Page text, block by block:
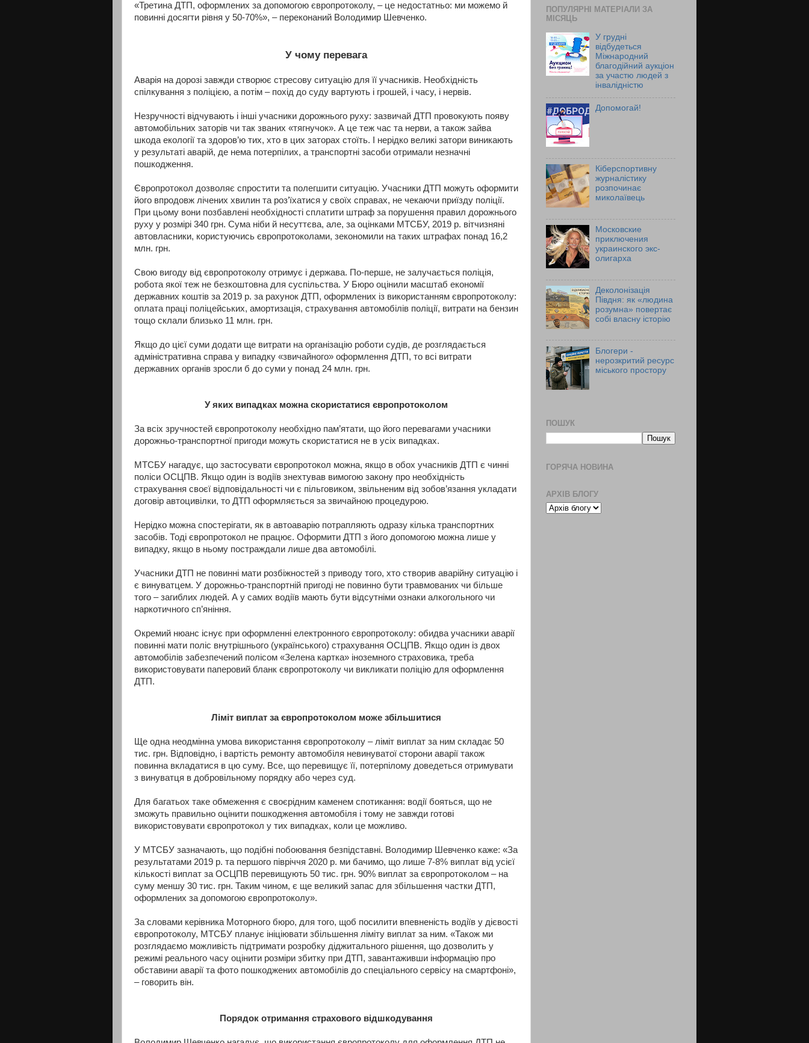
«Третина ДТП, оформлених за допомогою європротоколу, – це недостатньо: ми можемо й
повинні досягти рівня у 50-70%», – переконаний Володимир Шевченко.
У чому перевага
Аварія на дорозі завжди створює стресову ситуацію для її учасників. Необхідність
спілкування з поліцією, а потім – похід до суду вартують і грошей, і часу, і нервів.
Незручності відчувають і інші учасники дорожнього руху: зазвичай ДТП провокують появу
автомобільних заторів чи так званих «тягнучок». А це теж час та нерви, а також зайва
шкода екології та здоров’ю тих, хто в цих заторах стоїть. І нерідко великі затори виникають
у результаті аварій, де нема потерпілих, а транспортні засоби отримали незначні
пошкодження.
Європротокол дозволяє спростити та полегшити ситуацію. Учасники ДТП можуть оформити
його впродовж лічених хвилин та роз’їхатися у своїх справах, не чекаючи приїзду поліції.
При цьому вони позбавлені необхідності сплатити штраф за порушення правил дорожнього
руху у розмірі 340 грн. Сума ніби й несуттєва, але, за оцінками МТСБУ, 2019 р. вітчизняні
автовласники, користуючись європротоколами, зекономили на таких штрафах понад 16,2
млн. грн.
Свою вигоду від європротоколу отримує і держава. По-перше, не залучається поліція,
робота якої теж не безкоштовна для суспільства. У Бюро оцінили масштаб економії
державних коштів за 2019 р. за рахунок ДТП, оформлених із використанням європротоколу:
оплата праці поліцейських, амортизація, страхування автомобілів поліції, витрати на бензин
тощо склали близько 11 млн. грн.
Якщо до цієї суми додати ще витрати на організацію роботи судів, де розглядається
адміністративна справа у випадку «звичайного» оформлення ДТП, то всі витрати
державних органів зросли б до суми у понад 24 млн. грн.
У яких випадках можна скористатися європротоколом
За всіх зручностей європротоколу необхідно пам’ятати, що його перевагами учасники
дорожньо-транспортної пригоди можуть скористатися не в усіх випадках.
МТСБУ нагадує, що застосувати європротокол можна, якщо в обох учасників ДТП є чинні
поліси ОСЦПВ. Якщо один із водіїв знехтував вимогою закону про необхідність
страхування своєї відповідальності чи є пільговиком, звільненим від зобов’язання укладати
договір автоцивілки, то ДТП оформляється за звичайною процедурою.
Нерідко можна спостерігати, як в автоаварію потрапляють одразу кілька транспортних
засобів. Тоді європротокол не працює. Оформити ДТП з його допомогою можна лише у
випадку, якщо в ньому постраждали лише два автомобілі.
Учасники ДТП не повинні мати розбіжностей з приводу того, хто створив аварійну ситуацію і
є винуватцем. У дорожньо-транспортній пригоді не повинно бути травмованих чи більше
того – загиблих людей. А у самих водіїв мають бути відсутніми ознаки алкогольного чи
наркотичного сп’яніння.
Окремий нюанс існує при оформленні електронного європротоколу: обидва учасники аварії
повинні мати поліс внутрішнього (українського) страхування ОСЦПВ. Якщо один із двох
автомобілів забезпечений полісом «Зелена картка» іноземного страховика, треба
використовувати паперовий бланк європротоколу чи викликати поліцію для оформлення
ДТП.
Ліміт виплат за європротоколом може збільшитися
Ще одна неодмінна умова використання європротоколу – ліміт виплат за ним складає 50
тис. грн. Відповідно, і вартість ремонту автомобіля невинуватої сторони аварії також
повинна вкладатися в цю суму. Все, що перевищує її, потерпілому доведеться отримувати
з винуватця в добровільному порядку або через суд.
Для багатьох таке обмеження є своєрідним каменем спотикання: водії бояться, що не
зможуть правильно оцінити пошкодження автомобіля і тому не завжди готові
використовувати європротокол у тих випадках, коли це можливо.
У МТСБУ зазначають, що подібні побоювання безпідставні. Володимир Шевченко каже: «За
результатами 2019 р. та першого півріччя 2020 р. ми бачимо, що лише 7-8% виплат від усієї
кількості виплат за ОСЦПВ перевищують 50 тис. грн. 90% виплат за європротоколом – на
суму меншу 30 тис. грн. Таким чином, є ще великий запас для збільшення частки ДТП,
оформлених за допомогою європротоколу».
За словами керівника Моторного бюро, для того, щоб посилити впевненість водіїв у дієвості
європротоколу, МТСБУ планує ініціювати збільшення ліміту виплат за ним. «Також ми
розглядаємо можливість підтримати розробку діджитального рішення, що дозволить у
режимі реального часу оцінити розміри збитку при ДТП, завантаживши інформацію про
обставини аварії та фото пошкоджених автомобілів до спеціального сервісу на смартфоні»,
– говорить він.
Порядок отримання страхового відшкодування
ПОПУЛЯРНІ МАТЕРІАЛИ ЗА
МІСЯЦЬ
У грудні
відбудеться
Міжнародний
благодійний аукціон
за участю людей з
інвалідністю
Допомогай!
Кіберспортивну
журналістику
розпочинає
миколаївець
Московские
приключения
украинского экс-
олигарха
Деколонізація
Півдня: як «людина
розумна» повертає
собі власну історію
Блогери -
нерозкритий ресурс
міського простору
ПОШУК
ГОРЯЧА НОВИНА
АРХІВ БЛОГУ